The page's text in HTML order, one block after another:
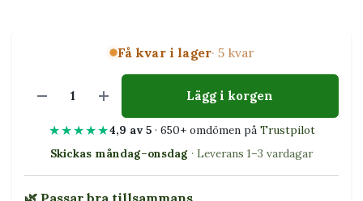
Få kvar i lager· 5 kvar
Lägg i korgen
★★★★★4,9 av 5· 650+ omdömen på Trustpilot
Skickas måndag–onsdag · Leverans 1–3 vardagar
🌿 Passar bra tillsammans